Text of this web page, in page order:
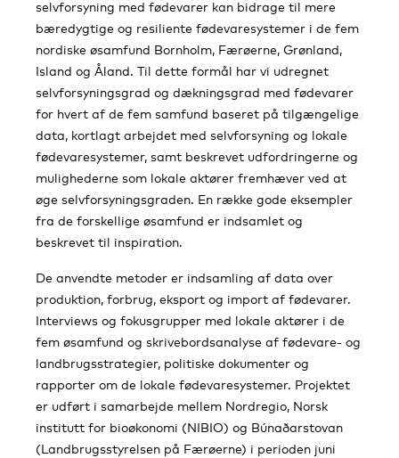
selvforsyning med fødevarer kan bidrage til mere
bæredygtige og resiliente fødevaresystemer i de fem
nordiske øsamfund Bornholm, Færøerne, Grønland,
Island og Åland. Til dette formål har vi udregnet
selvforsyningsgrad og dækningsgrad med fødevarer
for hvert af de fem samfund baseret på tilgængelige
data, kortlagt arbejdet med selvforsyning og lokale
fødevaresystemer, samt beskrevet udfordringerne og
mulighederne som lokale aktører fremhæver ved at
øge selvforsyningsgraden. En række gode eksempler
fra de forskellige øsamfund er indsamlet og
beskrevet til inspiration.
De anvendte metoder er indsamling af data over
produktion, forbrug, eksport og import af fødevarer.
Interviews og fokusgrupper med lokale aktører i de
fem øsamfund og skrivebordsanalyse af fødevare- og
landbrugsstrategier, politiske dokumenter og
rapporter om de lokale fødevaresystemer. Projektet
er udført i samarbejde mellem Nordregio, Norsk
institutt for bioøkonomi (NIBIO) og Búnaðarstovan
(Landbrugsstyrelsen på Færøerne) i perioden juni